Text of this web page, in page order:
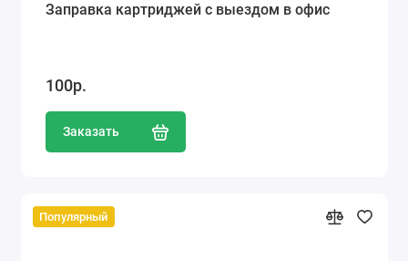
Заправка картриджей с выездом в офис
100р.
Заказать
Популярный